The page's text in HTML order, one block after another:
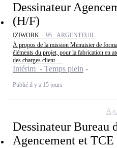
Dessinateur
(H/F)
IZIWORK - 95 - ARGENTEUIL
À propos de la mission Menuisier de
éléments du projet, pour la fabrication en
des charges client -...
Intérim - Temps plein
Publié il y a 15 jours
Dessinateur Bureau
Agencement et